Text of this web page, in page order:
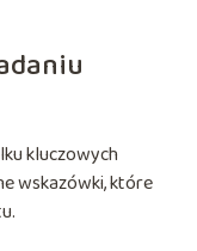
kluczowych
wskazówki, które